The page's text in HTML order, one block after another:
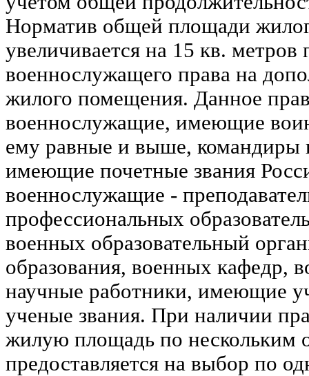
Норматив общей площади
увеличивается на 15 кв.
военнослужащего права на
жилого помещения. Данное
военнослужащие, имеющие
ему равные и выше, командиры
имеющие почетные звания
военнослужащие -
профессиональных
военных образовательный
образования, военных кафедр,
научные работники, имеющие
ученые звания. При наличии
жилую площадь по нескольким
предоставляется на выбор по